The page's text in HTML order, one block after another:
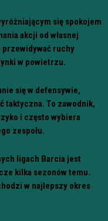
się spokojem
akcji od własnej
ruchy
w powietrzu.
się w defensywie,
taktyczna. To zawodnik,
i często wybiera
zespołu.
ligach Barcia jest
kilka sezonów temu.
w najlepszy okres